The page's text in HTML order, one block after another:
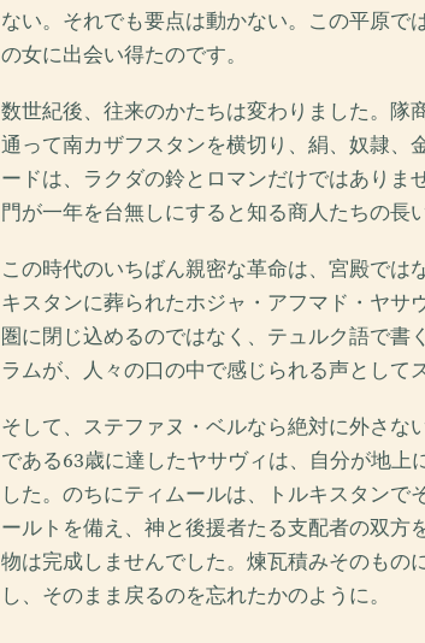
ない。それでも要点は動かない。この平原で
の女に出会い得たのです。
数世紀後、往来のかたちは変わりました。隊
通って南カザフスタンを横切り、絹、奴隷、
ードは、ラクダの鈴とロマンだけではありま
門が一年を台無しにすると知る商人たちの長
この時代のいちばん親密な革命は、宮殿で
キスタンに葬られたホジャ・アフマド・ヤ
圏に閉じ込めるのではなく、テュルク語で書
ラムが、人々の口の中で感じられる声として
そして、ステファヌ・ベルなら絶対に外さ
である63歳に達したヤサヴィは、自分が地
した。のちにティムールは、トルキスタン
ールトを備え、神と後援者たる支配者の双
物は完成しませんでした。煉瓦積みそのも
し、そのまま戻るのを忘れたかのように。